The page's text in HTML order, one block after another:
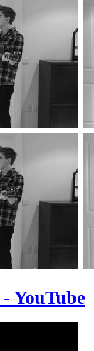
YouTube